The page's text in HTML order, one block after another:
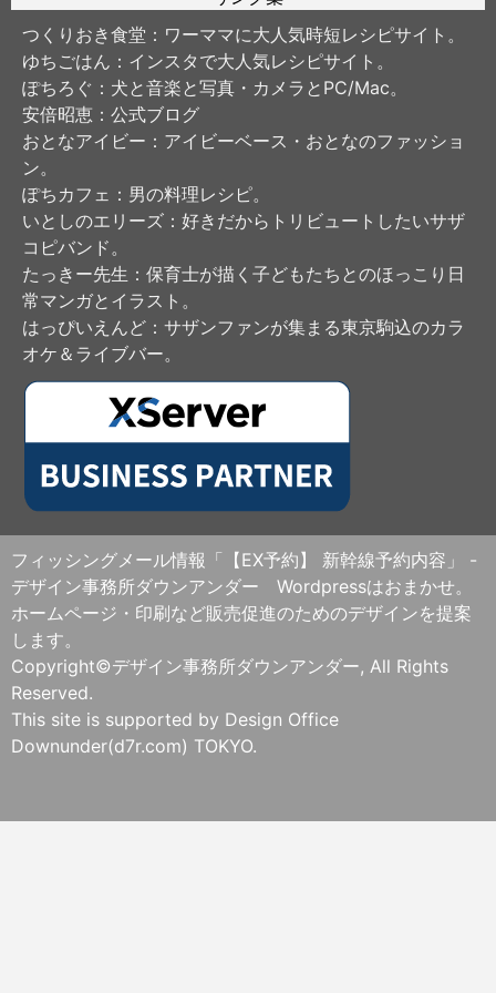
つくりおき食堂 ：ワーママに大人気時短レシピサイト。
ゆちごはん ：インスタで大人気レシピサイト。
ぽちろぐ ：犬と音楽と写真・カメラとPC/Mac。
安倍昭恵 ：公式ブログ
おとなアイビー ：アイビーベース・おとなのファッショ
ン。
ぽちカフェ ：男の料理レシピ。
いとしのエリーズ ：好きだからトリビュートしたいサザ
コピバンド。
たっきー先生 ：保育士が描く子どもたちとのほっこり日
常マンガとイラスト。
はっぴいえんど ：サザンファンが集まる東京駒込のカラ
オケ＆ライブバー。
フィッシングメール情報「【EX予約】 新幹線予約内容」 -
デザイン事務所ダウンアンダー Wordpressはおまかせ。
ホームページ・印刷など販売促進のためのデザインを提案
します。
Copyright©デザイン事務所ダウンアンダー, All Rights
Reserved.
This site is supported by Design Office
Downunder(d7r.com) TOKYO.